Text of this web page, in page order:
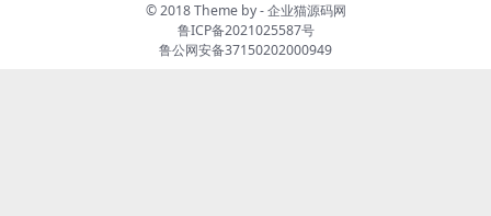
© 2018 Theme by -企业猫源码网
鲁ICP备2021025587号
鲁公网安备37150202000949